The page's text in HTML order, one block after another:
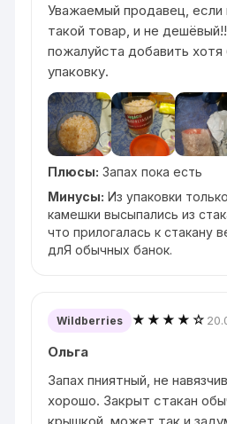
Уважаемый продавец, если
такой товар, и не
пожалуйста добавить
упаковку.
Плюсы: Запах пока есть
Минусы: Из упаковки
камешки высыпались из
что прилогалась к стакану
длЯ обычных банок.
Wildberries ★★★★☆
Ольга
Запах пниятный, не
хорошо. Закрыт стакан